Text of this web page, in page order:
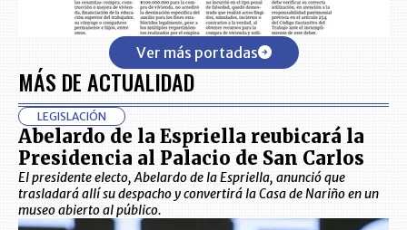
Ver más portadas
MÁS DE ACTUALIDAD
LEGISLACIÓN
Abelardo de la Espriella reubicará la
Presidencia al Palacio de San Carlos
El presidente electo, Abelardo de la Espriella, anunció que
trasladará allí su despacho y convertirá la Casa de Nariño en un
museo abierto al público.